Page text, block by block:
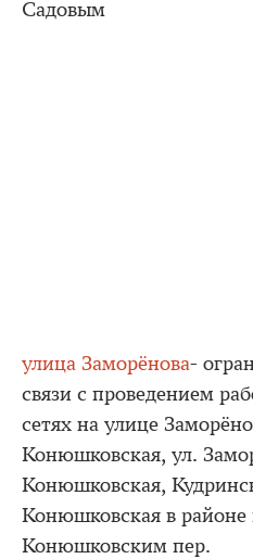
Садовым
улица Заморёнова-
связи с проведением
сетях на улице
Конюшковская, ул.
Конюшковская,
Конюшковская в районе
Конюшковским пер.